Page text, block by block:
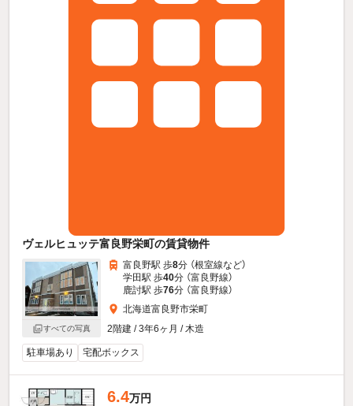
ヴェルヒュッテ富良野栄町の賃貸物件
すべての写真
富良野駅 歩8分 （根室線など）
学田駅 歩40分 （富良野線）
鹿討駅 歩76分 （富良野線）
北海道富良野市栄町
2階建 / 3年6ヶ月 / 木造
駐車場あり 宅配ボックス
6.4万円